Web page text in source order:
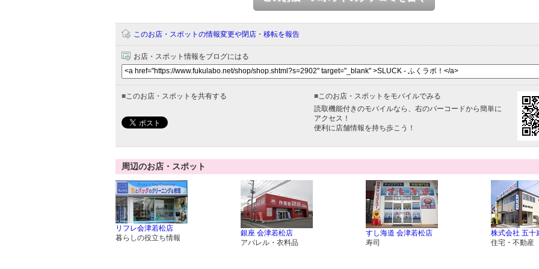
このお店・スポットの情報変更や閉店・移転を報告
お店・スポット情報をブログにはる
■ このお店・スポットを共有する ■ このお店・スポットをモバイルでみる
読取機能付きのモバイルなら、右のバーコードから簡単に
アクセス！
便利に店舗情報を持ち歩こう！
周辺のお店・スポット
リフレ会津若松店
暮らしの役立ち情報
銀座 会津若松店
アパレル・衣料品
すし海道 会津若松店
寿司
株式会社 五十
住宅・不動産